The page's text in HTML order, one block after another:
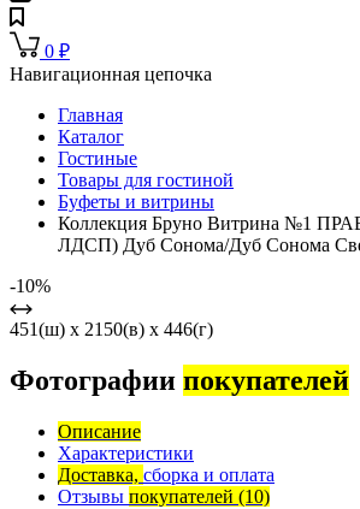
0 ₽
Навигационная цепочка
Главная
Каталог
Гостиные
Товары для гостиной
Буфеты и витрины
Коллекция Бруно Витрина №1
ЛДСП) Дуб Сонома/Дуб Сонома
-10%
451(ш) x 2150(в) x 446(г)
Фотографии покупателей
Описание
Характеристики
Доставка, сборка и оплата
Отзывы покупателей (10)